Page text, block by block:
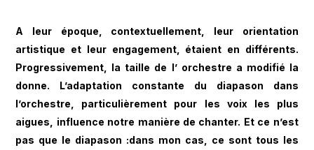
A leur époque, contextuellement, leur orientation
artistique et leur engagement, étaient en différents.
Progressivement, la taille de l’ orchestre a modifié la
donne. L’adaptation constante du diapason dans
l’orchestre, particulièrement pour les voix les plus
aigues, influence notre manière de chanter. Et ce n’est
pas que le diapason :dans mon cas, ce sont tous les